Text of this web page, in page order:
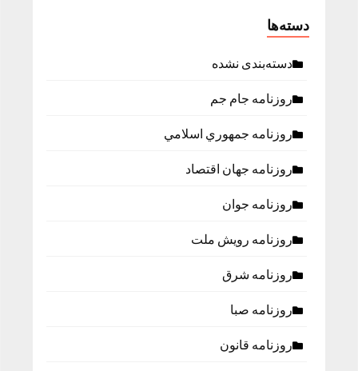
دسته‌ها
دسته‌بندی نشده
روزنامه جام جم
روزنامه جمهوري اسلامي
روزنامه جهان اقتصاد
روزنامه جوان
روزنامه رویش ملت
روزنامه شرق
روزنامه صبا
روزنامه قانون